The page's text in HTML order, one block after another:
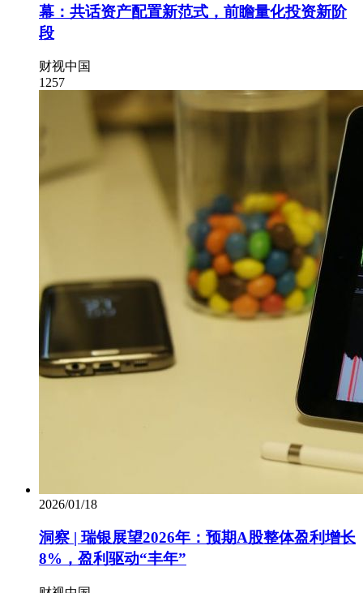
幕：共话资产配置新范式，前瞻量化投资新阶
段
财视中国
1257
2026/01/18
洞察 | 瑞银展望2026年：预期A股整体盈利增长
8%，盈利驱动“丰年”